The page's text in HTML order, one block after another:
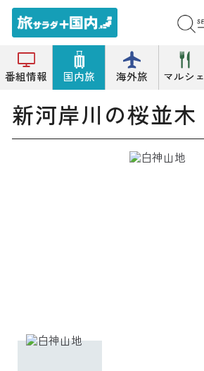
番組情報 国内旅 海外旅 マルシェ
トップ 桜の名所 新河岸川の桜並木
新河岸川の桜並木